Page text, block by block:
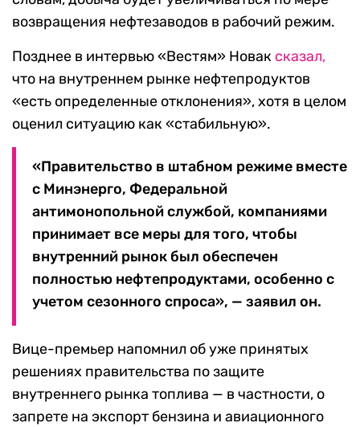
возвращения нефтезаводов в рабочий режим.
Позднее в интервью «Вестям» Новак сказал,
что на внутреннем рынке нефтепродуктов
«есть определенные отклонения», хотя в целом
оценил ситуацию как «стабильную».
«Правительство в штабном режиме вместе
с Минэнерго, Федеральной
антимонопольной службой, компаниями
принимает все меры для того, чтобы
внутренний рынок был обеспечен
полностью нефтепродуктами, особенно с
учетом сезонного спроса», — заявил он.
Вице-премьер напомнил об уже принятых
решениях правительства по защите
внутреннего рынка топлива — в частности, о
запрете на экспорт бензина и авиационного